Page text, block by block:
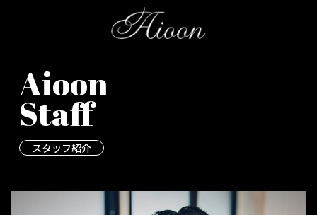
Aioon
​​​​​​​Staff​​​​​​​
スタッフ紹介